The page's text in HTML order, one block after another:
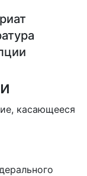
касающееся